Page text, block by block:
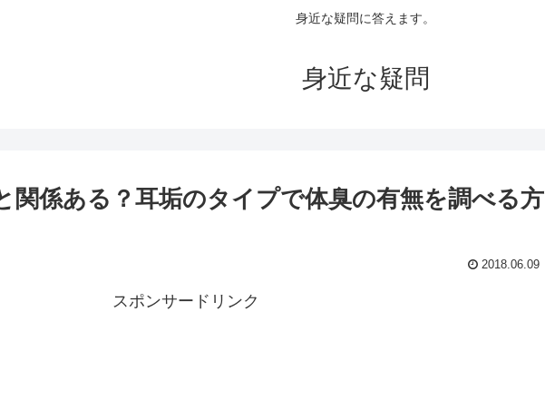
身近な疑問に答えます。
身近な疑問
関係ある？耳垢のタイプで体臭の有無を調べる方
2018.06.09
スポンサードリンク